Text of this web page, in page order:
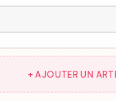
+ AJOUTER UN